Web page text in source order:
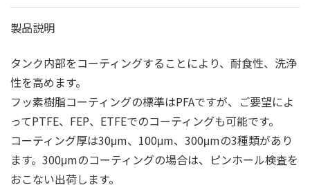
製品説明
タンク内部をコーティングすることにより、耐食性、洗浄
性を高めます。
フッ素樹脂コーティングの標準はPFAですが、ご要望によ
ってPTFE、FEP、ETFEでのコーティングも可能です。
コーティング厚は30μm、100μm、300μmの3種類があり
ます。300μmのコーティングの場合は、ピンホール検査を
おこない出荷します。